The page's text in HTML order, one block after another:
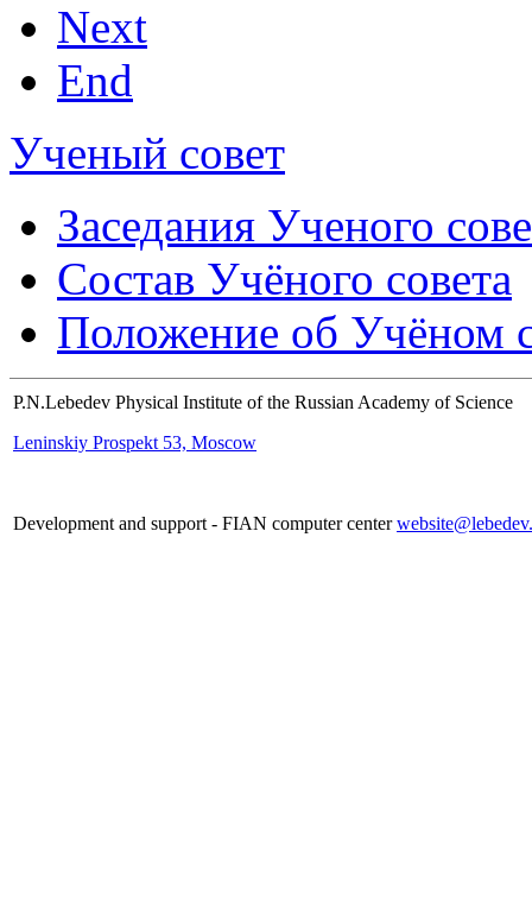
Next
End
Ученый совет
Заседания Ученого
Состав Учёного совета
Положение об Учёном
P.N.Lebedev Physical Institute of the Russian Academy of Science
Leninskiy Prospekt 53, Moscow
Development and support - FIAN computer center